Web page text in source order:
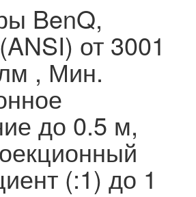
BenQ,
от 3001
, Мин.
до 0.5 м,
(:1) до 1